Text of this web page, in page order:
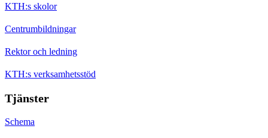
KTH:s skolor
Centrumbildningar
Rektor och ledning
KTH:s verksamhetsstöd
Tjänster
Schema